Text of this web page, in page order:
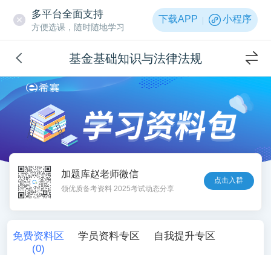
多平台全面支持
方便选课，随时随地学习
下载APP 小程序
基金基础知识与法律法规
加题库赵老师微信
领优质备考资料 2025考试动态分享
点击入群
免费资料区
(0)
学员资料专区 自我提升专区